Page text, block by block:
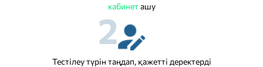
кабинеташу
2
Тестілеу түрін таңдап, қажетті деректерді